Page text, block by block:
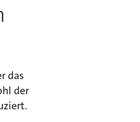
das
der